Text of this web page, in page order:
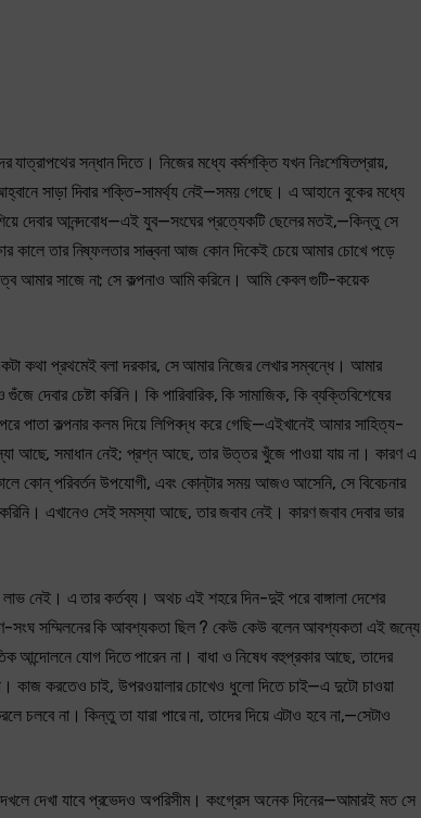
সন্ধান দিতে। নিজের মধ্যে কর্মশক্তি যখন নিঃশেষিতপ্রায়,
সাড়া দিবার শক্তি-সামর্থ্য নেই—সময় গেছে। এ আহানে বুকের মধ্যে
দেবার আনন্দবোধ—এই যুব—সংঘের প্রত্যেকটি ছেলের মতই,—কিন্তু সে
কালে তার নিষ্ফলতার সান্ত্বনা আজ কোন দিকেই চেয়ে আমার চোখে পড়ে
আমার সাজে না; সে কল্পনাও আমি করিনে। আমি কেবল গুটি-কয়েক
কথা প্রথমেই বলা দরকার, সে আমার নিজের লেখার সম্বন্ধে। আমার
চেষ্টা করিনি। কি পারিবারিক, কি সামাজিক, কি ব্যক্তিবিশেষের
পাতা কল্পনার কলম দিয়ে লিপিবদ্ধ করে গেছি—এইখানেই আমার সাহিত্য-
আছে, সমাধান নেই; প্রশ্ন আছে, তার উত্তর খুঁজে পাওয়া যায় না। কারণ এ
কালে কোন্‌ পরিবর্তন উপযোগী, এবং কোন্‌টার সময় আজও আসেনি, সে বিবেচনার
এখানেও সেই সমস্যা আছে, তার জবাব নেই। কারণ জবাব দেবার ভার
নেই। এ তার কর্তব্য। অথচ এই শহরে দিন-দুই পরে বাঙ্গালা দেশের
সংঘ সম্মিলনের কি আবশ্যকতা ছিল ? কেউ কেউ বলেন আবশ্যকতা এই জন্যে
যোগ দিতে পারেন না। বাধা ও নিষেধ বহুপ্রকার আছে, তাদের
করতেও চাই, উপরওয়ালার চোখেও ধুলো দিতে চাই—এ দুটো চাওয়া
না। কিন্তু তা যারা পারে না, তাদের দিয়ে এটাও হবে না,—সেটাও
দেখা যাবে প্রভেদও অপরিসীম। কংগ্রেস অনেক দিনের—আমারই মত সে